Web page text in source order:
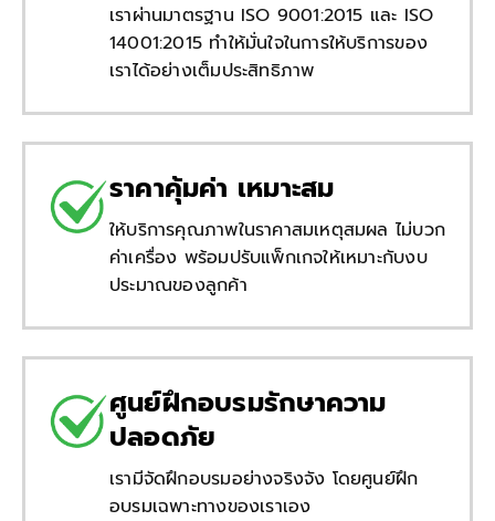
เราผ่านมาตรฐาน ISO 9001:2015 และ ISO
14001:2015 ทำให้มั่นใจในการให้บริการของ
เราได้อย่างเต็มประสิทธิภาพ
ราคาคุ้มค่า เหมาะสม
ให้บริการคุณภาพในราคาสมเหตุสมผล ไม่บวก
ค่าเครื่อง พร้อมปรับแพ็กเกจให้เหมาะกับงบ
ประมาณของลูกค้า
ศูนย์ฝึกอบรมรักษาความ
ปลอดภัย
เรามีจัดฝึกอบรมอย่างจริงจัง โดยศูนย์ฝึก
อบรมเฉพาะทางของเราเอง